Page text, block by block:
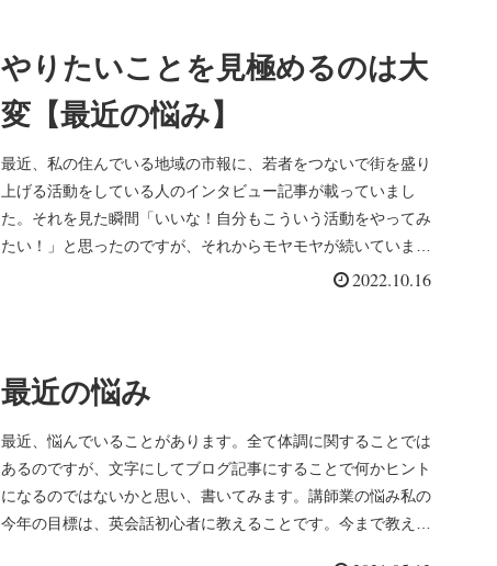
やりたいことを見極めるのは大
変【最近の悩み】
最近、私の住んでいる地域の市報に、若者をつないで街を盛り
上げる活動をしている人のインタビュー記事が載っていまし
た。それを見た瞬間「いいな！自分もこういう活動をやってみ
たい！」と思ったのですが、それからモヤモヤが続いていま
2022.10.16
最近の悩み
最近、悩んでいることがあります。全て体調に関することでは
あるのですが、文字にしてブログ記事にすることで何かヒント
になるのではないかと思い、書いてみます。講師業の悩み私の
今年の目標は、英会話初心者に教えることです。今まで教えた